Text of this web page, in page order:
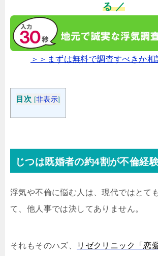
る ／
＞＞まずは無料で調査すべきか相
目次 [非表示]
じつは既婚者の約4割が不倫経
浮気や不倫に悩む人は、現代ではとて
て、他人事では決してありません。
それもそのハズ、
リゼクリニック「恋